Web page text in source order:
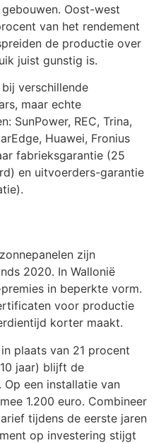
Oost-west
van het rendement
de productie over
juist gunstig is.
verschillende
maar echte
SunPower, REC, Trina,
Huawei, Fronius
fabrieksgarantie (25
en uitvoerders-garantie
zijn
2020. In Wallonië
in beperkte vorm.
voor productie
korter maakt.
plaats van 21 procent
jaar) blijft de
een installatie van
1.200 euro. Combineer
tijdens de eerste jaren
op investering stijgt